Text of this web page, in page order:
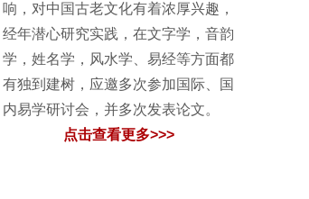
响，对中国古老文化有着浓厚兴趣，
经年潜心研究实践，在文字学，音韵
学，姓名学，风水学、易经等方面都
有独到建树，应邀多次参加国际、国
内易学研讨会，并多次发表论文。
点击查看更多>>>